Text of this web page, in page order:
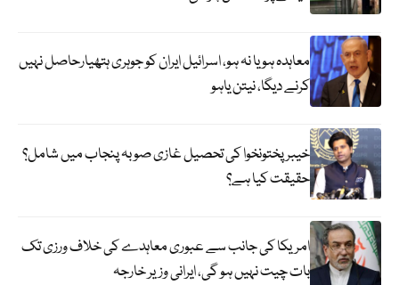
معاہدہ ہو یا نہ ہو، اسرائیل ایران کو جوہری ہتھیارحاصل نہیں
کرنے دیگا، نیتن یاہو
خیبر پختونخوا کی تحصیل غازی صوبہ پنجاب میں شامل؟
حقیقت کیا ہے؟
امریکا کی جانب سے عبوری معاہدے کی خلاف ورزی تک
بات چیت نہیں ہو گی، ایرانی وزیر خارجہ